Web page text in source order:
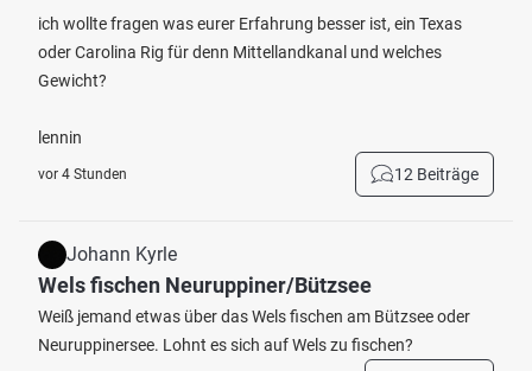
ich wollte fragen was eurer Erfahrung besser ist, ein Texas
oder Carolina Rig für denn Mittellandkanal und welches
Gewicht?
lennin
vor 4 Stunden 12 Beiträge
Johann Kyrle
Wels fischen Neuruppiner/Bützsee
Weiß jemand etwas über das Wels fischen am Bützsee oder
Neuruppinersee. Lohnt es sich auf Wels zu fischen?